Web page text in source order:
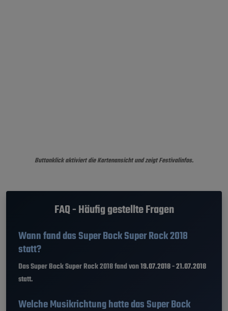
Buttonklick aktiviert die Kartenansicht und zeigt Festivalinfos.
FAQ - Häufig gestellte Fragen
Wann fand das Super Bock Super Rock 2018
statt?
Das Super Bock Super Rock 2018 fand von19.07.2018 - 21.07.2018
statt.
Welche Musikrichtung hatte das Super Bock